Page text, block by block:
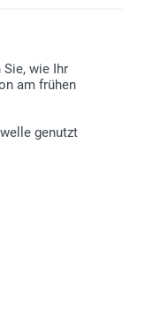
wie Ihr
am frühen
genutzt